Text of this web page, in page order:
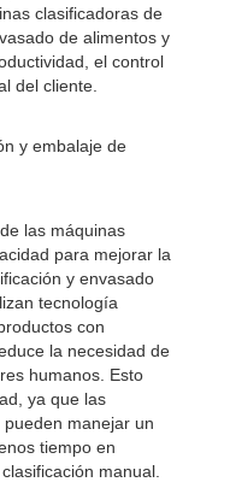
clasificadoras de
de alimentos y
el control
del cliente.
y embalaje de
las máquinas
para mejorar la
y envasado
tecnología
con
la necesidad de
humanos. Esto
ya que las
manejar un
tiempo en
manual.